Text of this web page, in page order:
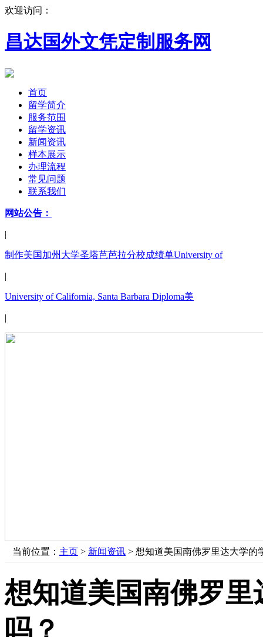
欢迎访问：
昌达国外文凭定制服务网
首页
留学简介
服务范围
留学资讯
新闻资讯
样本展示
办理流程
常见问题
联系我们
网站公告：
|
制作美国加州大学圣塔芭芭拉分校成绩单University of
|
University of California, Santa Barbara Diploma美
|
当前位置： 主页 > 新闻资讯 > 想知道美国南佛罗里达大学的
想知道美国南佛罗
吗？